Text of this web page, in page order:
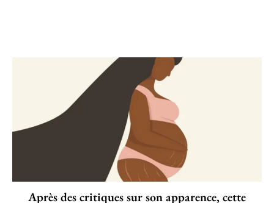
Après des critiques sur son apparence, cette